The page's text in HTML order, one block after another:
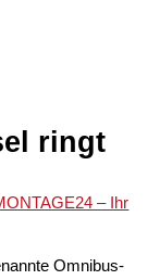
ringt
– Ihr
Omnibus-